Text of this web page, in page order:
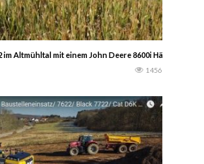
im Altmühltal mit einem John Deere 8600i Häcksler
1456